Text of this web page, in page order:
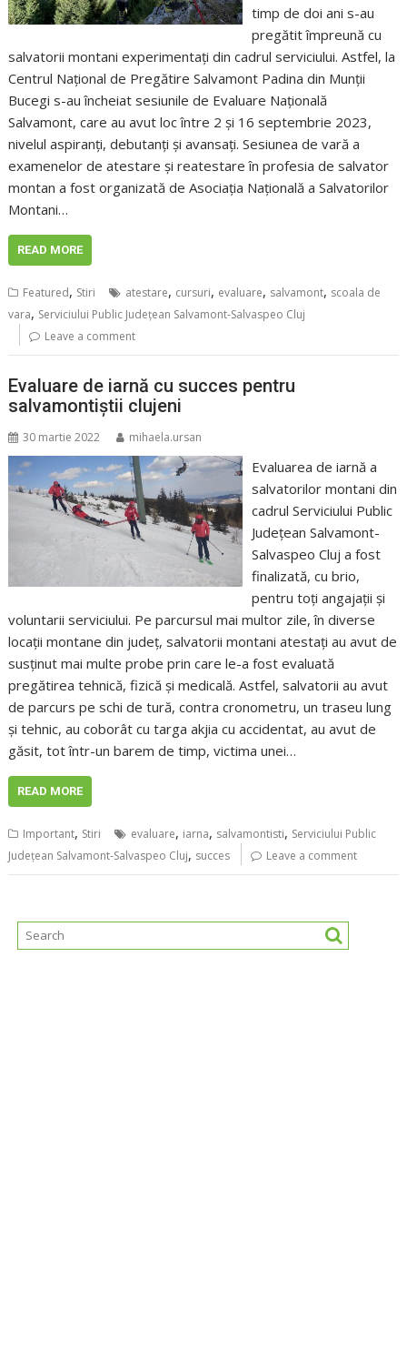
timp de doi ani s-au
pregătit împreună cu
salvatorii montani experimentați din cadrul serviciului. Astfel, la
Centrul Național de Pregătire Salvamont Padina din Munții
Bucegi s-au încheiat sesiunile de Evaluare Națională
Salvamont, care au avut loc între 2 și 16 septembrie 2023,
nivelul aspiranți, debutanți și avansați. Sesiunea de vară a
examenelor de atestare și reatestare în profesia de salvator
montan a fost organizată de Asociația Națională a Salvatorilor
Montani…
READ MORE
Featured, Stiri atestare, cursuri, evaluare, salvamont, scoala de
vara, Serviciului Public Județean Salvamont-Salvaspeo Cluj
Leave a comment
Evaluare de iarnă cu succes pentru
salvamontiștii clujeni
30 martie 2022 mihaela.ursan
Evaluarea de iarnă a
salvatorilor montani din
cadrul Serviciului Public
Județean Salvamont-
Salvaspeo Cluj a fost
finalizată, cu brio,
pentru toți angajații și
voluntarii serviciului. Pe parcursul mai multor zile, în diverse
locații montane din județ, salvatorii montani atestați au avut de
susținut mai multe probe prin care le-a fost evaluată
pregătirea tehnică, fizică și medicală. Astfel, salvatorii au avut
de parcurs pe schi de tură, contra cronometru, un traseu lung
și tehnic, au coborât cu targa akjia cu accidentat, au avut de
găsit, tot într-un barem de timp, victima unei…
READ MORE
Important, Stiri evaluare, iarna, salvamontisti, Serviciului Public
Județean Salvamont-Salvaspeo Cluj, succes Leave a comment